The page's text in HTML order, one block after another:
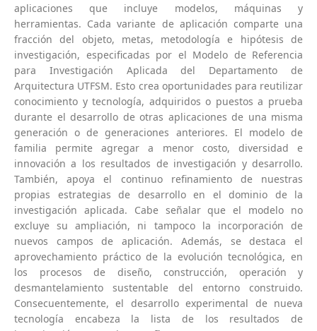
aplicaciones que incluye modelos, máquinas y
herramientas. Cada variante de aplicación comparte una
fracción del objeto, metas, metodología e hipótesis de
investigación, especificadas por el Modelo de Referencia
para Investigación Aplicada del Departamento de
Arquitectura UTFSM. Esto crea oportunidades para reutilizar
conocimiento y tecnología, adquiridos o puestos a prueba
durante el desarrollo de otras aplicaciones de una misma
generación o de generaciones anteriores. El modelo de
familia permite agregar a menor costo, diversidad e
innovación a los resultados de investigación y desarrollo.
También, apoya el continuo refinamiento de nuestras
propias estrategias de desarrollo en el dominio de la
investigación aplicada. Cabe señalar que el modelo no
excluye su ampliación, ni tampoco la incorporación de
nuevos campos de aplicación. Además, se destaca el
aprovechamiento práctico de la evolución tecnológica, en
los procesos de diseño, construcción, operación y
desmantelamiento sustentable del entorno construido.
Consecuentemente, el desarrollo experimental de nueva
tecnología encabeza la lista de los resultados de